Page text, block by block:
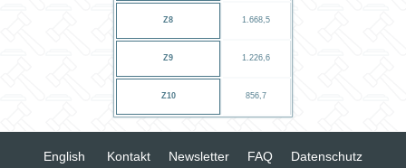
Z8 1.668,5
Z9 1.226,6
Z10 856,7
English Kontakt Newsletter FAQ Datenschutz